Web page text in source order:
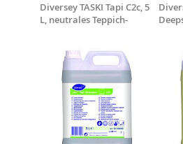
Diversey TASKI Tapi C2c, 5
L, neutrales Teppich-